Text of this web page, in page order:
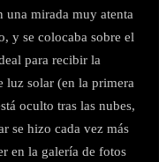
una mirada muy atenta
y se colocaba sobre el
para recibir la
luz solar (en la primera
oculto tras las nubes,
se hizo cada vez más
en la galería de fotos